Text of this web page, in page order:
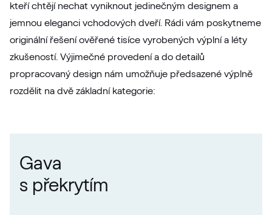
kteří chtějí nechat vyniknout jedinečným designem a
jemnou eleganci vchodových dveří. Rádi vám poskytneme
originální řešení ověřené tisíce vyrobených výplní a léty
zkušeností. Výjimečné provedení a do detailů
propracovaný design nám umožňuje předsazené výplně
rozdělit na dvě základní kategorie:
Gava
s překrytím